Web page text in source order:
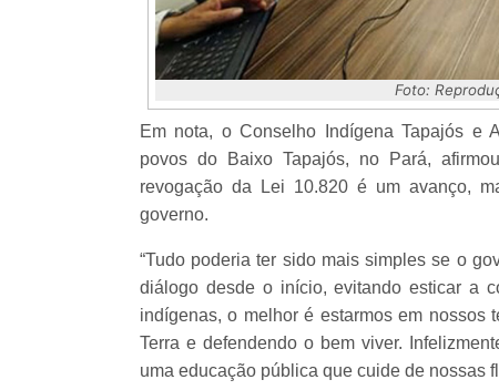
Foto:
Em nota, o Conselho Indígena Tapajós e
povos do Baixo Tapajós, no Pará,
revogação da Lei 10.820 é um avanço,
governo.
“Tudo poderia ter sido mais simples se o
diálogo desde o início, evitando esticar a
indígenas, o melhor é estarmos em nossos
Terra e defendendo o bem viver.
uma educação pública que cuide de nossas